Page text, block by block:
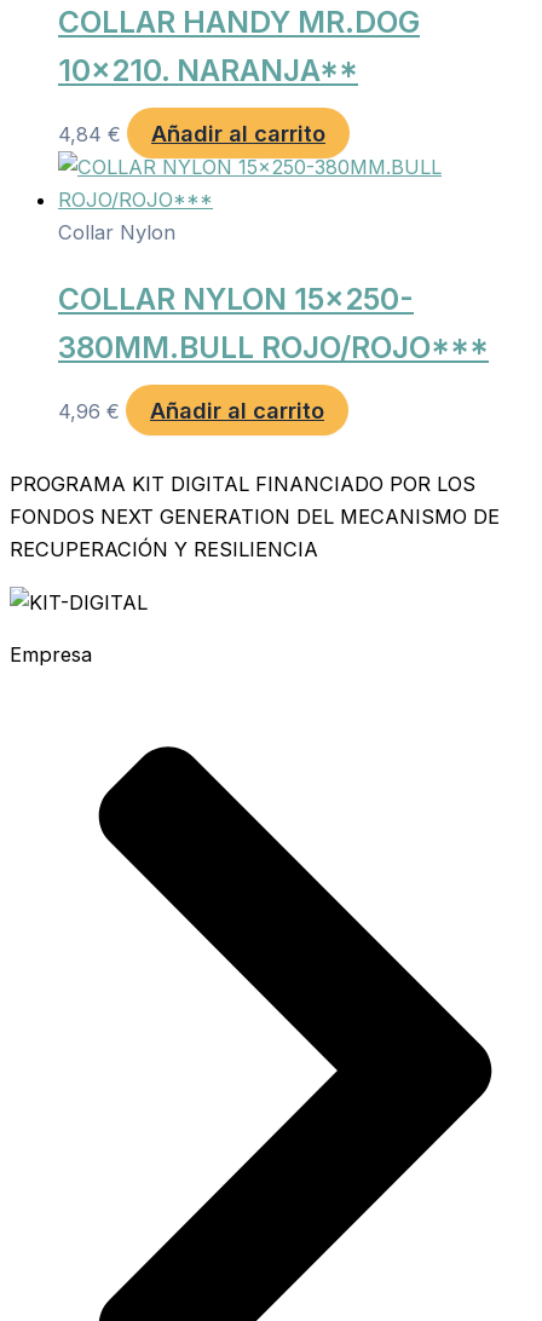
COLLAR HANDY MR.DOG
10×210. NARANJA**
4,84 € Añadir al carrito
Collar Nylon
COLLAR NYLON 15×250-
380MM.BULL ROJO/ROJO***
4,96 € Añadir al carrito
PROGRAMA KIT DIGITAL FINANCIADO POR LOS
FONDOS NEXT GENERATION DEL MECANISMO DE
RECUPERACIÓN Y RESILIENCIA
Empresa